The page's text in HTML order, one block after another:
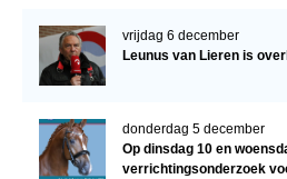
vrijdag 6 december
Leunus van Lieren is
donderdag 5 december
Op dinsdag 10 en
verrichtingsonderzoek